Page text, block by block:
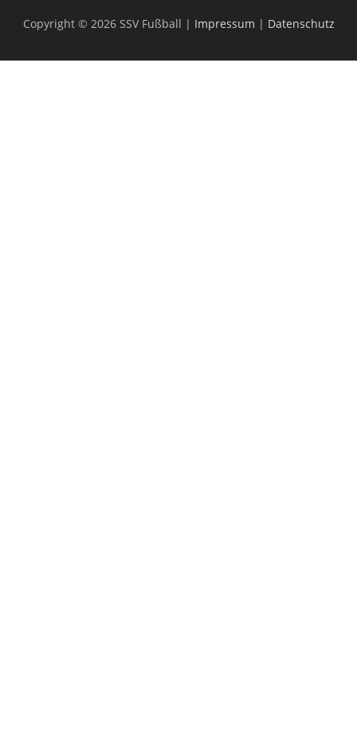
Copyright © 2026 SSV Fußball | Impressum | Datenschutz